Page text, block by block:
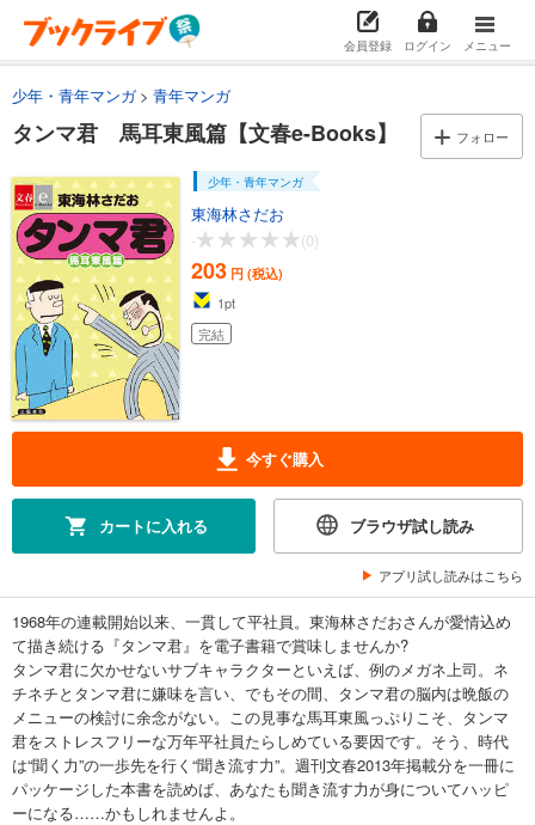
会員登録 ログイン メニュー
少年・青年マンガ 青年マンガ
タンマ君 馬耳東風篇【文春e-Books】 フォロー
少年・青年マンガ
東海林さだお
-
(0)
203 円 (税込)
1pt
完結
今すぐ購入
カートに入れる ブラウザ試し読み
アプリ試し読みはこちら
1968年の連載開始以来、一貫して平社員。東海林さだおさんが愛情込め
て描き続ける『タンマ君』を電子書籍で賞味しませんか?
タンマ君に欠かせないサブキャラクターといえば、例のメガネ上司。ネ
チネチとタンマ君に嫌味を言い、でもその間、タンマ君の脳内は晩飯の
メニューの検討に余念がない。この見事な馬耳東風っぷりこそ、タンマ
君をストレスフリーな万年平社員たらしめている要因です。そう、時代
は“聞く力”の一歩先を行く“聞き流す力”。週刊文春2013年掲載分を一冊に
パッケージした本書を読めば、あなたも聞き流す力が身についてハッピ
ーになる……かもしれませんよ。